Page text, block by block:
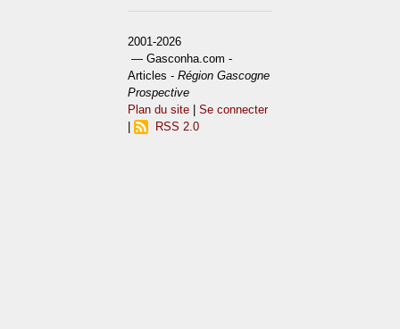
2001-2026
— Gasconha.com -
Articles -Région Gascogne
Prospective
Plan du site |Se connecter
RSS 2.0